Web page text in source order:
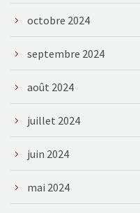
octobre 2024
septembre 2024
août 2024
juillet 2024
juin 2024
mai 2024